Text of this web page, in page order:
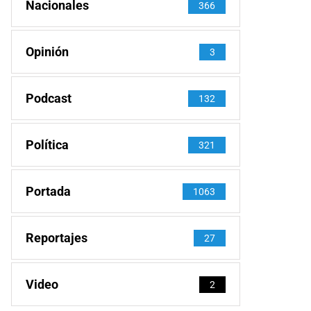
Nacionales 366
Opinión 3
Podcast 132
Política 321
Portada 1063
Reportajes 27
Video 2